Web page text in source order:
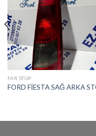
FAR STOP
FORD FİESTA SAĞ ARKA